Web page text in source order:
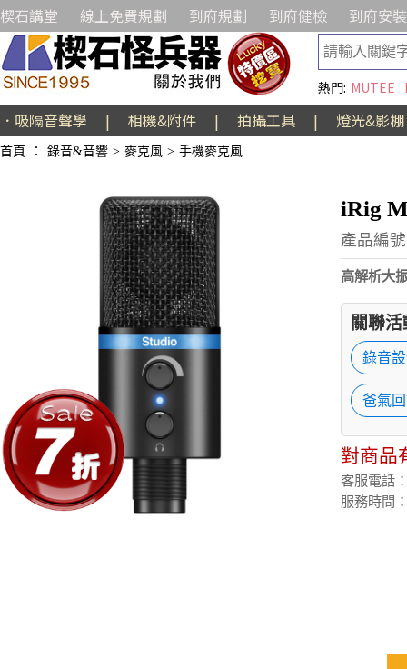
楔石講堂 線上免費規劃 到府規劃 到府健檢 到府安裝
熱門: MUTEE
．吸隔音聲學 | 相機&附件 | 拍攝工具 | 燈光&影棚
首頁 ： 錄音&音響 > 麥克風 > 手機麥克風
iRig
產品編
高解析大
關聯
錄音
爸氣
對商品
客服電話
服務時間